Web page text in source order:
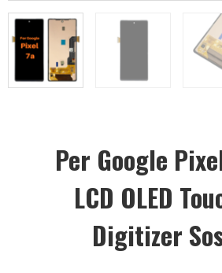
Per Google
LCD OLED
Digitizer